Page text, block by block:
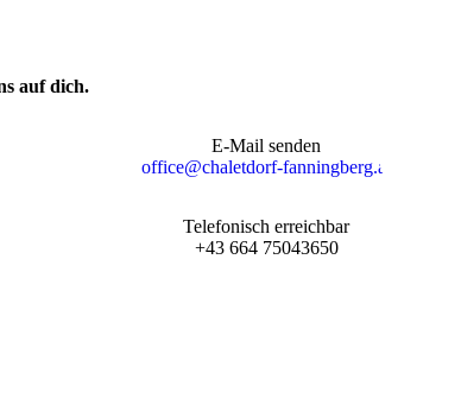
auf dich.
E-Mail senden
office@chaletdorf-fanningberg.at
Telefonisch erreichbar
+43 664 75043650